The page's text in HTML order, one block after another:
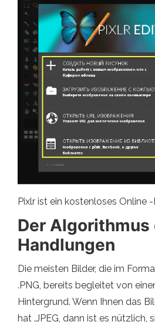
Pixlr ist ein kostenloses Online
Der Algorithmus
Handlungen
Die meisten Bilder, die im
.PNG, bereits begleitet von
Hintergrund. Wenn Ihnen das
hat .JPEG, dann ist es nützlich,